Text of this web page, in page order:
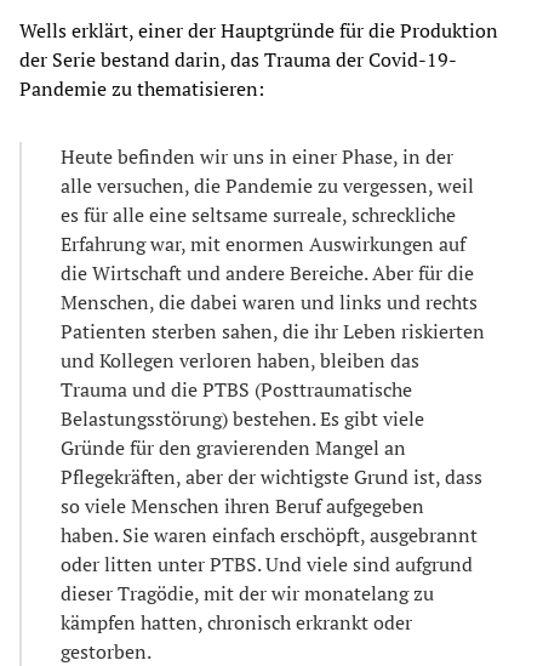
Wells erklärt, einer der Hauptgründe für die Produktion
der Serie bestand darin, das Trauma der Covid-19-
Pandemie zu thematisieren:
Heute befinden wir uns in einer Phase, in der
alle versuchen, die Pandemie zu vergessen, weil
es für alle eine seltsame surreale, schreckliche
Erfahrung war, mit enormen Auswirkungen auf
die Wirtschaft und andere Bereiche. Aber für die
Menschen, die dabei waren und links und rechts
Patienten sterben sahen, die ihr Leben riskierten
und Kollegen verloren haben, bleiben das
Trauma und die PTBS (Posttraumatische
Belastungsstörung) bestehen. Es gibt viele
Gründe für den gravierenden Mangel an
Pflegekräften, aber der wichtigste Grund ist, dass
so viele Menschen ihren Beruf aufgegeben
haben. Sie waren einfach erschöpft, ausgebrannt
oder litten unter PTBS. Und viele sind aufgrund
dieser Tragödie, mit der wir monatelang zu
kämpfen hatten, chronisch erkrankt oder
gestorben.